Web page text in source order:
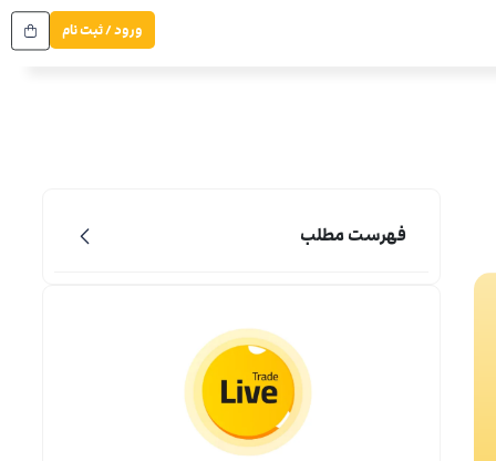
ورود / ثبت نام
فهرست مطلب